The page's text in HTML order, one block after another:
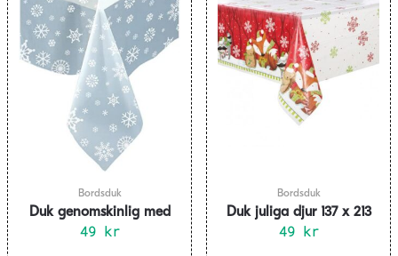
Bordsduk
Duk genomskinlig med
snöflingor
49 kr
Bordsduk
Duk juliga djur 137 x 213
cm
49 kr